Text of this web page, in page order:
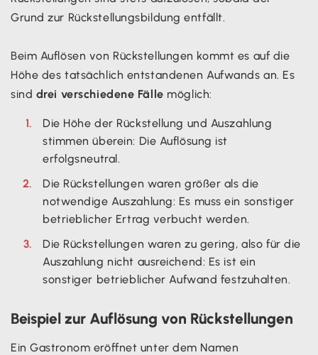
Grund zur Rückstellungsbildung entfällt.
Beim Auflösen von Rückstellungen kommt es auf die
Höhe des tatsächlich entstandenen Aufwands an. Es
sind drei verschiedene Fälle möglich:
Die Höhe der Rückstellung und Auszahlung
stimmen überein: Die Auflösung ist
erfolgsneutral.
Die Rückstellungen waren größer als die
notwendige Auszahlung: Es muss ein sonstiger
betrieblicher Ertrag verbucht werden.
Die Rückstellungen waren zu gering, also für die
Auszahlung nicht ausreichend: Es ist ein
sonstiger betrieblicher Aufwand festzuhalten.
Beispiel zur Auflösung von Rückstellungen
Ein Gastronom eröffnet unter dem Namen